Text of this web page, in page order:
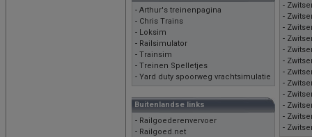
- Arthur's treinenpagina
- Chris Trains
- Loksim
- Railsimulator
- Trainsim
- Treinen Spelletjes
- Yard duty spoorweg vrachtsimulatie
Buitenlandse links
- Railgoederenvervoer
- Railgoed.net
-
-
-
-
-
-
-
-
-
-
-
-